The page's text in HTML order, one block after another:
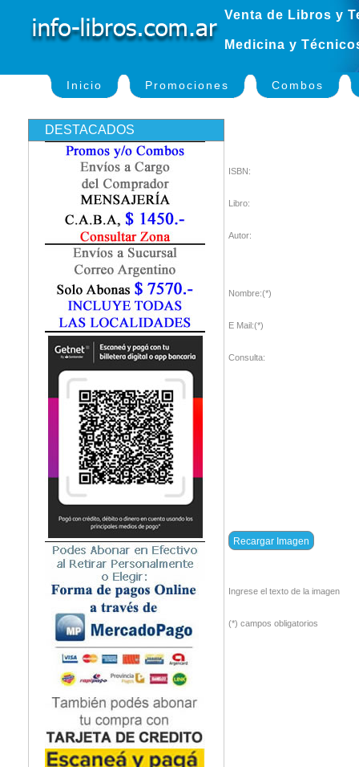
Venta de Libros y
Medicina y
Inicio Promociones Combos
DESTACADOS
ISBN:
Libro:
Autor:
Nombre:(*)
E Mail:(*)
Consulta:
Ingrese el texto de la imagen
(*) campos obligatorios